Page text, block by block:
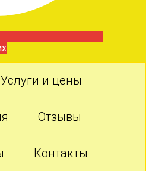
Услуги и цены
Отзывы
Контакты